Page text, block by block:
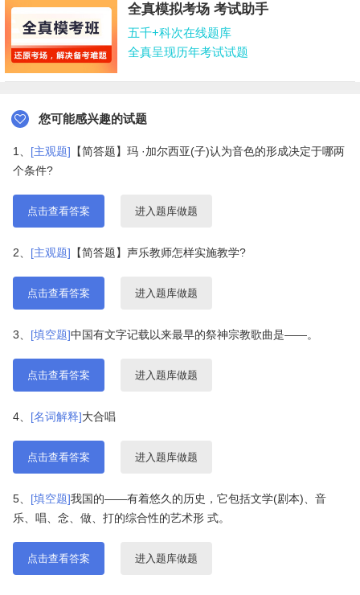
全真模拟考场 考试助手
五千+科次在线题库
全真呈现历年考试试题
您可能感兴趣的试题
1、 [主观题] 【简答题】玛 ·加尔西亚(子)认为音色的形成决定于哪两
个条件?
点击查看答案 进入题库做题
2、 [主观题] 【简答题】声乐教师怎样实施教学?
点击查看答案 进入题库做题
3、 [填空题]中国有文字记载以来最早的祭神宗教歌曲是——。
点击查看答案 进入题库做题
4、 [名词解释]大合唱
点击查看答案 进入题库做题
5、 [填空题]我国的——有着悠久的历史，它包括文学(剧本)、音
乐、唱、念、做、打的综合性的艺术形 式。
点击查看答案 进入题库做题